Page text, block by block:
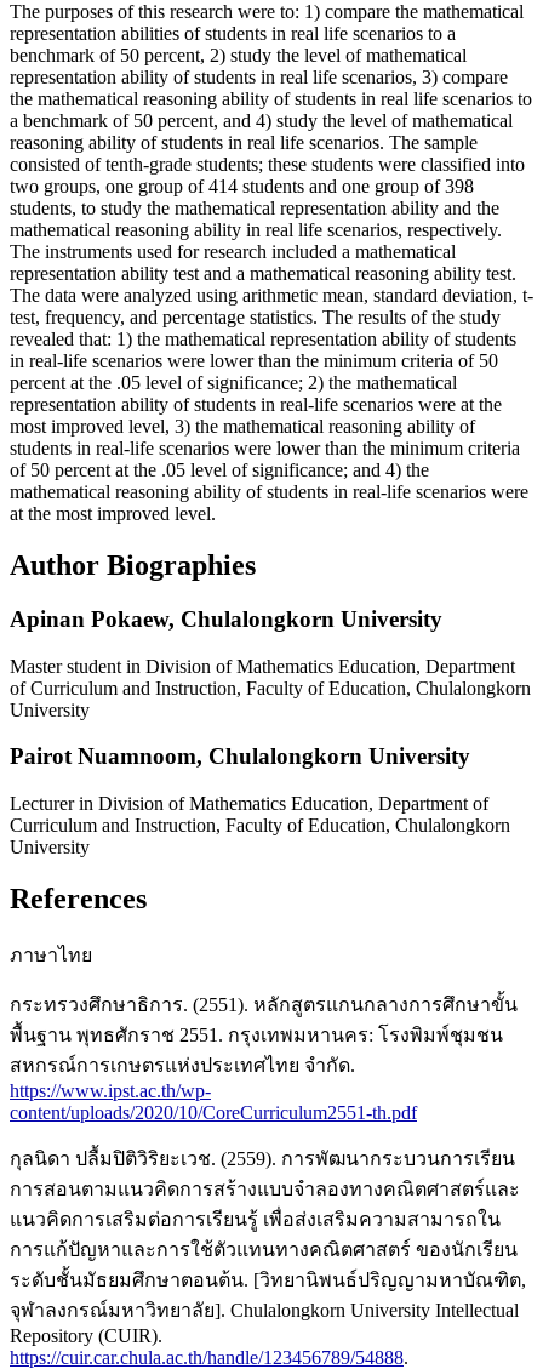
The purposes of this research were to: 1) compare the mathematical
representation abilities of students in real life scenarios to a
benchmark of 50 percent, 2) study the level of mathematical
representation ability of students in real life scenarios, 3) compare
the mathematical reasoning ability of students in real life scenarios to
a benchmark of 50 percent, and 4) study the level of mathematical
reasoning ability of students in real life scenarios. The sample
consisted of tenth-grade students; these students were classified into
two groups, one group of 414 students and one group of 398
students, to study the mathematical representation ability and the
mathematical reasoning ability in real life scenarios, respectively.
The instruments used for research included a mathematical
representation ability test and a mathematical reasoning ability test.
The data were analyzed using arithmetic mean, standard deviation, t-
test, frequency, and percentage statistics. The results of the study
revealed that: 1) the mathematical representation ability of students
in real-life scenarios were lower than the minimum criteria of 50
percent at the .05 level of significance; 2) the mathematical
representation ability of students in real-life scenarios were at the
most improved level, 3) the mathematical reasoning ability of
students in real-life scenarios were lower than the minimum criteria
of 50 percent at the .05 level of significance; and 4) the
mathematical reasoning ability of students in real-life scenarios were
at the most improved level.
Author Biographies
Apinan Pokaew, Chulalongkorn University
Master student in Division of Mathematics Education, Department
of Curriculum and Instruction, Faculty of Education, Chulalongkorn
University
Pairot Nuamnoom, Chulalongkorn University
Lecturer in Division of Mathematics Education, Department of
Curriculum and Instruction, Faculty of Education, Chulalongkorn
University
References
ภาษาไทย
กระทรวงศึกษาธิการ. (2551). หลักสูตรแกนกลางการศึกษาขั้น
พื้นฐาน พุทธศักราช 2551. กรุงเทพมหานคร: โรงพิมพ์ชุมชน
สหกรณ์การเกษตรแห่งประเทศไทย จำกัด.
https://www.ipst.ac.th/wp-
content/uploads/2020/10/CoreCurriculum2551-th.pdf
กุลนิดา ปลื้มปิติวิริยะเวช. (2559). การพัฒนากระบวนการเรียน
การสอนตามแนวคิดการสร้างแบบจำลองทางคณิตศาสตร์และ
แนวคิดการเสริมต่อการเรียนรู้ เพื่อส่งเสริมความสามารถใน
การแก้ปัญหาและการใช้ตัวแทนทางคณิตศาสตร์ ของนักเรียน
ระดับชั้นมัธยมศึกษาตอนต้น. [วิทยานิพนธ์ปริญญามหาบัณฑิต,
จุฬาลงกรณ์มหาวิทยาลัย]. Chulalongkorn University Intellectual
Repository (CUIR).
https://cuir.car.chula.ac.th/handle/123456789/54888.